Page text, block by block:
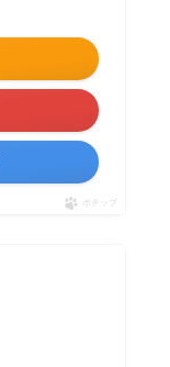
ポチップ